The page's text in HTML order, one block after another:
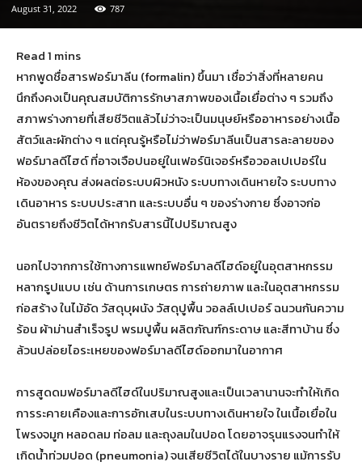
August 31, 2022 787
หากพูดชื่อสารฟอร์มาลีน (formalin) ขึ้นมา เชื่อว่าสิ่งที่หลายคน
นึกถึงคงเป็นคุณสมบัติการรักษาสภาพของเนื้อเยื่อต่าง ๆ รวมถึง
สภาพร่างกายที่เสียชีวิตแล้วไม่ว่าจะเป็นมนุษย์หรืออาหารอย่างเนื้อ
สัตว์และผักต่าง ๆ แต่คุณรู้หรือไม่ว่าฟอร์มาลีนเป็นสารละลายของ
ฟอร์มาลดีไฮด์ ที่อาจเจือปนอยู่ในเฟอร์นิเจอร์หรือวอลเปเปอร์ใน
ห้องของคุณ ส่งผลต่อระบบผิวหนัง ระบบทางเดินหายใจ ระบบทาง
เดินอาหาร ระบบประสาท และระบบอื่น ๆ ของร่างกาย ซึ่งอาจก่อ
อันตรายถึงชีวิตได้หากรับสารนี้ไปปริมาณสูง
นอกไปจากการใช้ทางการแพทย์ฟอร์มาลดีไฮด์อยู่ในอุตสาหกรรม
หลากรูปแบบ เช่น ด้านการเกษตร การถ่ายภาพ และในอุตสาหกรรม
ก่อสร้าง ในไม้อัด วัสดุบุผนัง วัสดุปูพื้น วอลล์เปเปอร์ ฉนวนกันความ
ร้อน ผ้าม่านสำเร็จรูป พรมปูพื้น ผลิตภัณฑ์กระดาษ และสีทาบ้าน ซึ่ง
ล้วนปล่อยไอระเหยของฟอร์มาลดีไฮด์ออกมาในอากาศ
การสูดดมฟอร์มาลดีไฮด์ในปริมาณสูงและเป็นเวลานานจะทำให้เกิด
การระคายเคืองและการอักเสบในระบบทางเดินหายใจ ในเนื้อเยื่อใน
โพรงจมูก หลอดลม ท่อลม และถุงลมในปอด โดยอาจรุนแรงจนทำให้
เกิดน้ำท่วมปอด (pneumonia) จนเสียชีวิตได้ในบางราย แม้การรับ